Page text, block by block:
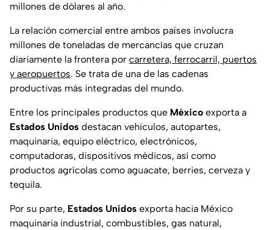
millones de dólares al año.
La relación comercial entre ambos países involucra
millones de toneladas de mercancías que cruzan
diariamente la frontera por carretera, ferrocarril, puertos
y aeropuertos. Se trata de una de las cadenas
productivas más integradas del mundo.
Entre los principales productos que México exporta a
Estados Unidos destacan vehículos, autopartes,
maquinaria, equipo eléctrico, electrónicos,
computadoras, dispositivos médicos, así como
productos agrícolas como aguacate, berries, cerveza y
tequila.
Por su parte, Estados Unidos exporta hacia México
maquinaria industrial, combustibles, gas natural,